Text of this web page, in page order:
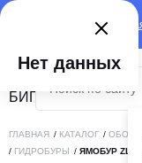
ГЛАВНАЯ / КАТАЛОГ /
/ ГИДРОБУРЫ / ЯМОБУР ZL-
Нет данных